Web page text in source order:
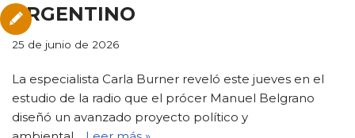
ARGENTINO
25 de junio de 2026
La especialista Carla Burner reveló este jueves en el
estudio de la radio que el prócer Manuel Belgrano
diseñó un avanzado proyecto político y